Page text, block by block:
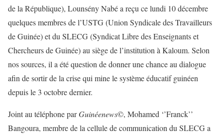
de la République), Lounsény Nabé a reçu ce lundi 10 décembre
quelques membres de l’USTG (Union Syndicale des Travailleurs
de Guinée) et du SLECG (Syndicat Libre des Enseignants et
Chercheurs de Guinée) au siège de l’institution à Kaloum. Selon
nos sources, il a été question de donner une chance au dialogue
afin de sortir de la crise qui mine le système éducatif guinéen
depuis le 3 octobre dernier.
Joint au téléphone parGuinéenews©, Mohamed ‘’Franck’’
Bangoura, membre de la cellule de communication du SLECG a